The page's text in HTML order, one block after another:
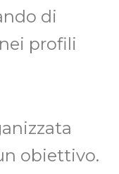
di
profili
obiettivo.